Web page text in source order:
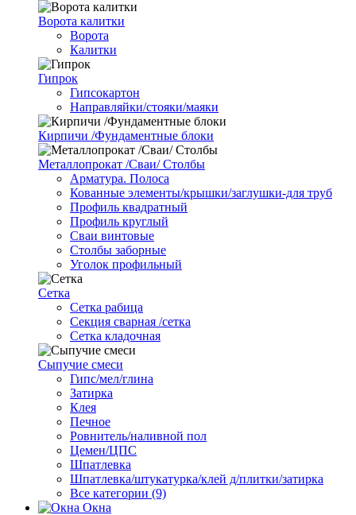
Ворота калитки
Ворота
Калитки
Гипрок
Гипсокартон
Направляйки/стояки/маяки
Кирпичи /Фундаментные блоки
Металлопрокат /Сваи/ Столбы
Арматура. Полоса
Кованные элементы/крышки/заглушки-для труб
Профиль квадратный
Профиль круглый
Сваи винтовые
Столбы заборные
Уголок профильный
Сетка
Cетка рабица
Секция сварная /сетка
Сетка кладочная
Сыпучие смеси
Гипс/мел/глина
Затирка
Клея
Печное
Ровнитель/наливной пол
Цемен/ЦПС
Шпатлевка
Шпатлевка/штукатурка/клей д/плитки/затирка
Все категории (9)
Окна